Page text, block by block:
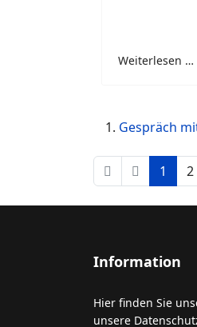
Weiterlesen …
Gespräch
1 2
Information
Hier finden Sie
unsere